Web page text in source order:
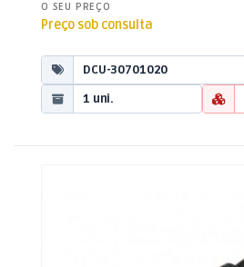
O SEU PREÇO
Preço sob consulta
DCU-30701020
1 uni.